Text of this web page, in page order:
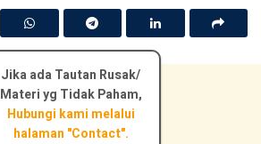
Jika ada Tautan Rusak/
Materi yg Tidak Paham,
Hubungi kami melalui
halaman "Contact".